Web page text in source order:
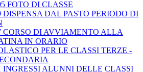
FOTO DI CLASSE
DISPENSA DAL PASTO PERIODO DI
CORSO DI AVVIAMENTO ALLA
IN ORARIO
PER LE CLASSI TERZE -
INGRESSI ALUNNI DELLE CLASSI